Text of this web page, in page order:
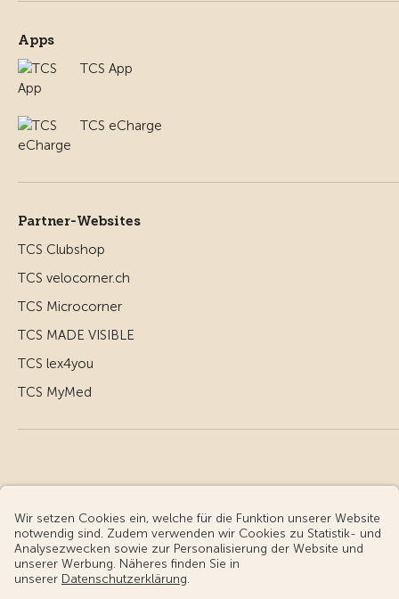
Apps
TCS App
TCS eCharge
Partner-Websites
TCS Clubshop
TCS velocorner.ch
TCS Microcorner
TCS MADE VISIBLE
TCS lex4you
TCS MyMed
© Touring Club Schweiz